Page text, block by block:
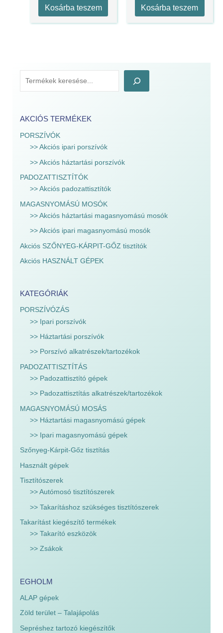
AKCIÓS TERMÉKEK
PORSZÍVÓK
>> Akciós ipari porszívók
>> Akciós háztartási porszívók
PADOZATTISZTÍTÓK
>> Akciós padozattisztítók
MAGASNYOMÁSÚ MOSÓK
>> Akciós háztartási magasnyomású mosók
>> Akciós ipari magasnyomású mosók
Akciós SZŐNYEG-KÁRPIT-GŐZ tisztítók
Akciós HASZNÁLT GÉPEK
KATEGÓRIÁK
PORSZÍVÓZÁS
>> Ipari porszívók
>> Háztartási porszívók
>> Porszívó alkatrészek/tartozékok
PADOZATTISZTÍTÁS
>> Padozattisztító gépek
>> Padozattisztítás alkatrészek/tartozékok
MAGASNYOMÁSÚ MOSÁS
>> Háztartási magasnyomású gépek
>> Ipari magasnyomású gépek
Szőnyeg-Kárpit-Gőz tisztítás
Használt gépek
Tisztítószerek
>> Autómosó tisztítószerek
>> Takarításhoz szükséges tisztítószerek
Takarítást kiegészítő termékek
>> Takarító eszközök
>> Zsákok
EGHOLM
ALAP gépek
Zöld terület – Talajápolás
Sepréshez tartozó kiegészítők
Kosárba teszem Kosárba teszem